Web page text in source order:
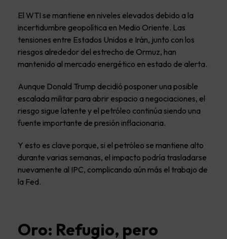
El WTI se mantiene en niveles elevados debido a la
incertidumbre geopolítica en Medio Oriente. Las
tensiones entre Estados Unidos e Irán, junto con los
riesgos alrededor del estrecho de Ormuz, han
mantenido al mercado energético en estado de alerta.
Aunque Donald Trump decidió posponer una posible
escalada militar para abrir espacio a negociaciones, el
riesgo sigue latente y el petróleo continúa siendo una
fuente importante de presión inflacionaria.
Y esto es clave porque, si el petróleo se mantiene alto
durante varias semanas, el impacto podría trasladarse
nuevamente al IPC, complicando aún más el trabajo de
la Fed.
Oro: Refugio, pero